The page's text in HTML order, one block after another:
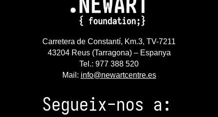
Carretera de Constantí, Km.3, TV-7211
43204 Reus (Tarragona) – Espanya
Tel.: 977 388 520
Mail: info@newartcentre.es
Segueix-nos a: